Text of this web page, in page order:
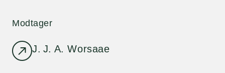
Modtager
J. J. A. Worsaae